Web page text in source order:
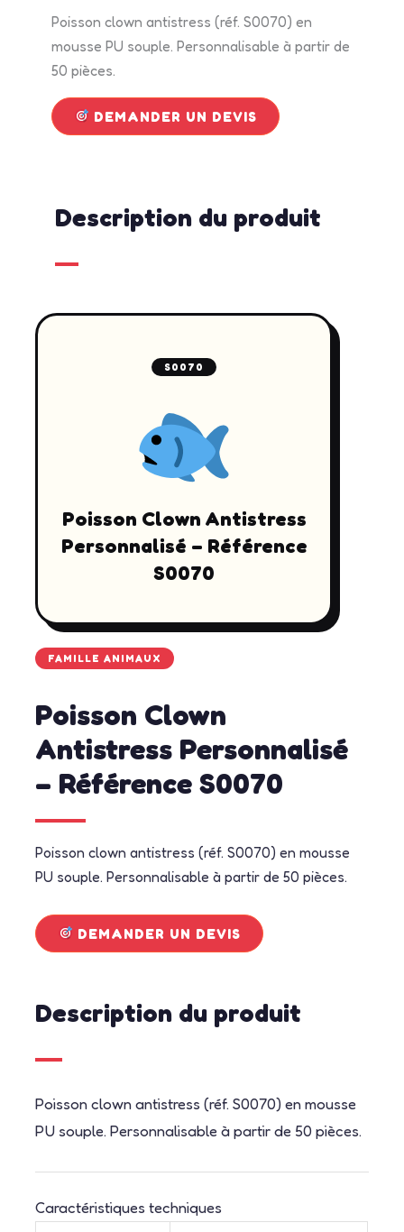
Poisson clown antistress (réf. S0070) en
mousse PU souple. Personnalisable à partir de
50 pièces.
DEMANDER UN DEVIS
Description du produit
S0070
Poisson Clown Antistress
Personnalisé – Référence
S0070
FAMILLE ANIMAUX
Poisson Clown
Antistress Personnalisé
– Référence S0070
Poisson clown antistress (réf. S0070) en mousse
PU souple. Personnalisable à partir de 50 pièces.
DEMANDER UN DEVIS
Description du produit
Poisson clown antistress (réf. S0070) en mousse
PU souple. Personnalisable à partir de 50 pièces.
Caractéristiques techniques